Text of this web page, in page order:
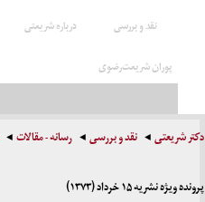
نقد و بررسی
درباره شریعتی
پوران شریعت‌رضوی
دکتر شریعتی نقد و بررسی رسانه - مقالات
پرونده ویژه نشریه ۱۵ خرداد (۱۳۷۳)